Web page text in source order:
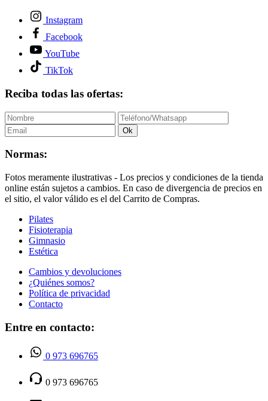
Instagram
Facebook
YouTube
TikTok
Reciba todas las ofertas:
Ok
Normas:
Fotos meramente ilustrativas - Los precios y condiciones de la tienda
online están sujetos a cambios. En caso de divergencia de precios en
el sitio, el valor válido es el del Carrito de Compras.
Pilates
Fisioterapia
Gimnasio
Estética
Cambios y devoluciones
¿Quiénes somos?
Política de privacidad
Contacto
Entre en contacto:
0 973 696765
0 973 696765